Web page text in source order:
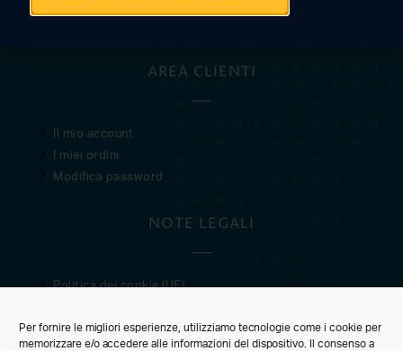
Per fornire le migliori esperienze, utilizziamo tecnologie come i cookie per
memorizzare e/o accedere alle informazioni del dispositivo. Il consenso a
P.IVA 05603920280
AREA CLIENTI
Il mio account
I miei ordini
Modifica password
NOTE LEGALI
Politica dei cookie (UE)
Condizioni di vendita